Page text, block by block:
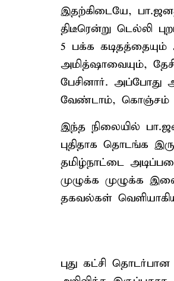
இதற்கிடையே,
திடீரென்று டெல்லி
5 பக்க கடிதத்தையும்
அமித்ஷாவையும்,
பேசினார். அப்போது
வேண்டாம், கொஞ்சம்
இந்த நிலையில்
புதிதாக தொடங்க
தமிழ்நாட்டை
முழுக்க முழுக்க
தகவல்கள்
புது கட்சி